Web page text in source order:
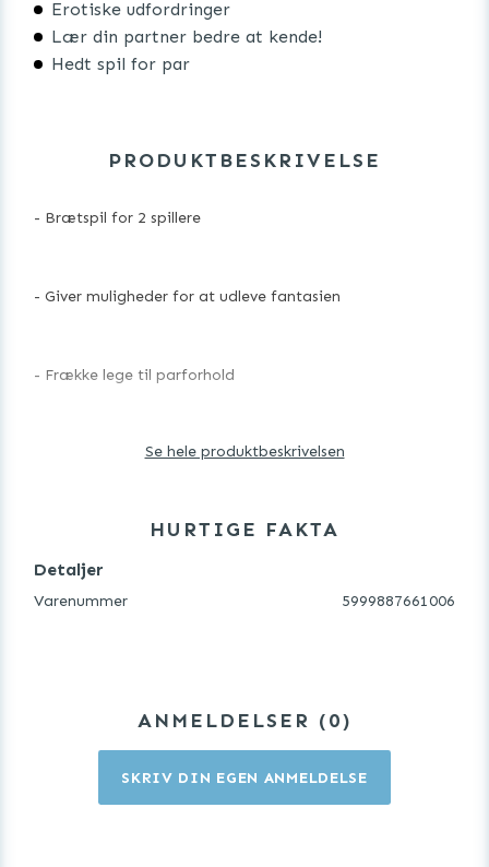
Erotiske udfordringer
Lær din partner bedre at kende!
Hedt spil for par
PRODUKTBESKRIVELSE
- Brætspil for 2 spillere
- Giver muligheder for at udleve fantasien
- Frække lege til parforhold
- Perfekt til en sexet weekend
- Spændende og sexede udfordringer
Se hele produktbeskrivelsen
HURTIGE FAKTA
Detaljer
Varenummer 5999887661006
ANMELDELSER 0
SKRIV DIN EGEN ANMELDELSE